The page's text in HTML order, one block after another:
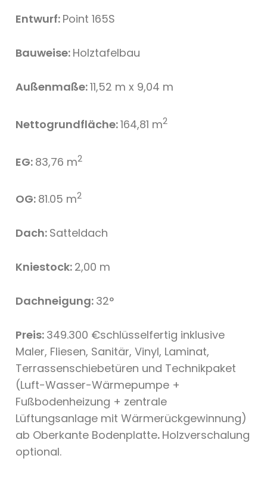
Entwurf: Point 165S
Bauweise: Holztafelbau
Außenmaße:11,52 m x 9,04 m
Nettogrundfläche:164,81 m2
EG: 83,76 m2
OG: 81.05 m2
Dach: Satteldach
Kniestock: 2,00 m
Dachneigung: 32°
Preis: 349.300 €schlüsselfertig inklusive
Maler, Fliesen, Sanitär, Vinyl, Laminat,
Terrassenschiebetüren und Technikpaket
(Luft-Wasser-Wärmepumpe +
Fußbodenheizung + zentrale
Lüftungsanlage mit Wärmerückgewinnung)
ab Oberkante Bodenplatte. Holzverschalung
optional.